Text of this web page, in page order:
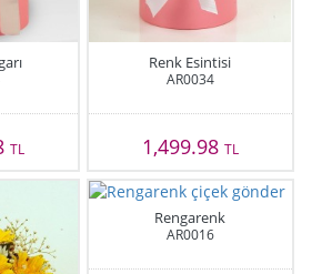
TL
Renk Esintisi
AR0034
1,499.98 TL
Rengarenk
AR0016